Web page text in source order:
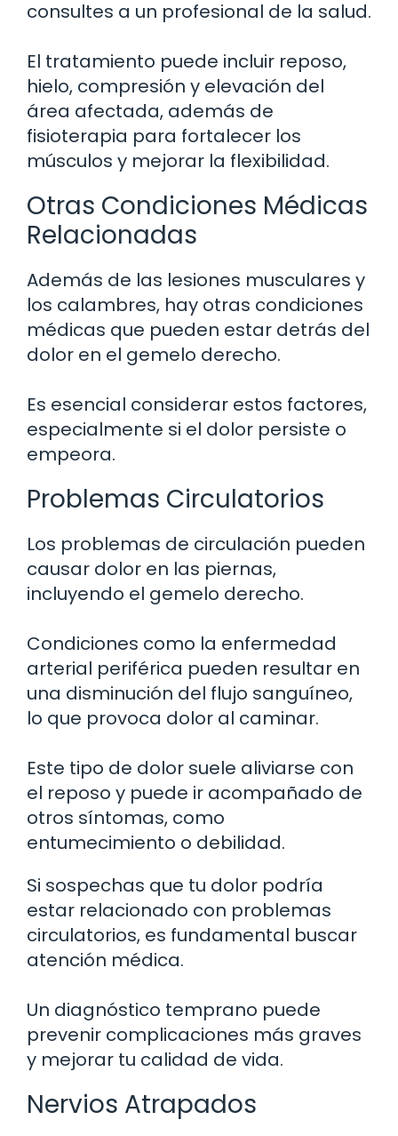
consultes a un profesional de la salud.
El tratamiento puede incluir reposo,
hielo, compresión y elevación del
área afectada, además de
fisioterapia para fortalecer los
músculos y mejorar la flexibilidad.
Otras Condiciones Médicas
Relacionadas
Además de las lesiones musculares y
los calambres, hay otras condiciones
médicas que pueden estar detrás del
dolor en el gemelo derecho.
Es esencial considerar estos factores,
especialmente si el dolor persiste o
empeora.
Problemas Circulatorios
Los problemas de circulación pueden
causar dolor en las piernas,
incluyendo el gemelo derecho.
Condiciones como la enfermedad
arterial periférica pueden resultar en
una disminución del flujo sanguíneo,
lo que provoca dolor al caminar.
Este tipo de dolor suele aliviarse con
el reposo y puede ir acompañado de
otros síntomas, como
entumecimiento o debilidad.
Si sospechas que tu dolor podría
estar relacionado con problemas
circulatorios, es fundamental buscar
atención médica.
Un diagnóstico temprano puede
prevenir complicaciones más graves
y mejorar tu calidad de vida.
Nervios Atrapados